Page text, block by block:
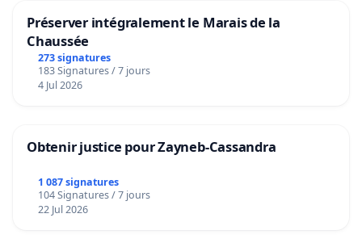
Préserver intégralement le Marais de la
Chaussée
273 signatures
183 Signatures / 7 jours
4 Jul 2026
Obtenir justice pour Zayneb-Cassandra
1 087 signatures
104 Signatures / 7 jours
22 Jul 2026